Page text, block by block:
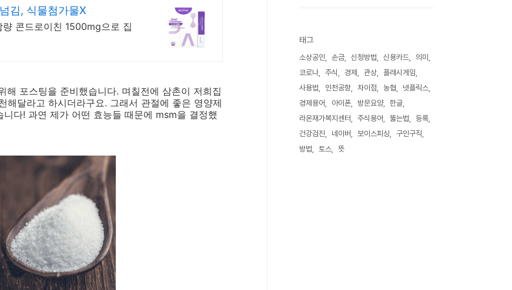
김, 식물첨가물X
콘드로이친 1500mg으로 집
포스팅을 준비했습니다. 며칠전에 삼촌이 저희집
해달라고 하시더라구요. 그래서 관절에 좋은 영양제
다! 과연 제가 어떤 효능들 때문에 msm을 결정했
태그
소상공인 손금 신청방법 신용카드
의미
코로나
주식 경제 관상
플래시게임
사용법
인천공항 차이점 농협
넷플릭스
경제용어
아이폰 방문요양
한글
라온재가복지센터
주식용어 뚫는법
등록
건강검진
네이버 보이스피싱
구인구직
방법
토스 뜻